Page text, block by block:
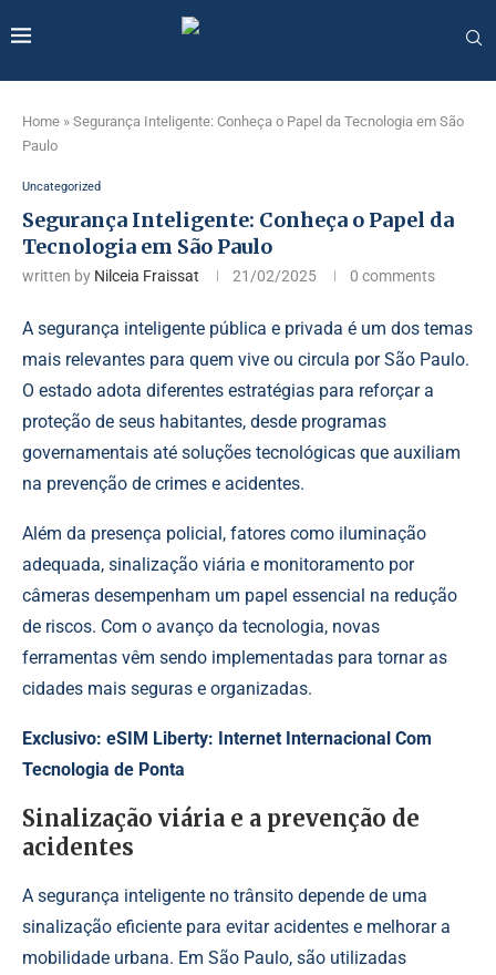
Home » Segurança Inteligente: Conheça o Papel da Tecnologia em São
Paulo
Uncategorized
Segurança Inteligente: Conheça o Papel da
Tecnologia em São Paulo
written by Nilceia Fraissat 21/02/2025 0 comments
A segurança inteligente pública e privada é um dos temas
mais relevantes para quem vive ou circula por São Paulo.
O estado adota diferentes estratégias para reforçar a
proteção de seus habitantes, desde programas
governamentais até soluções tecnológicas que auxiliam
na prevenção de crimes e acidentes.
Além da presença policial, fatores como iluminação
adequada, sinalização viária e monitoramento por
câmeras desempenham um papel essencial na redução
de riscos. Com o avanço da tecnologia, novas
ferramentas vêm sendo implementadas para tornar as
cidades mais seguras e organizadas.
Exclusivo: eSIM Liberty: Internet Internacional Com
Tecnologia de Ponta
Sinalização viária e a prevenção de
acidentes
A segurança inteligente no trânsito depende de uma
sinalização eficiente para evitar acidentes e melhorar a
mobilidade urbana. Em São Paulo, são utilizadas